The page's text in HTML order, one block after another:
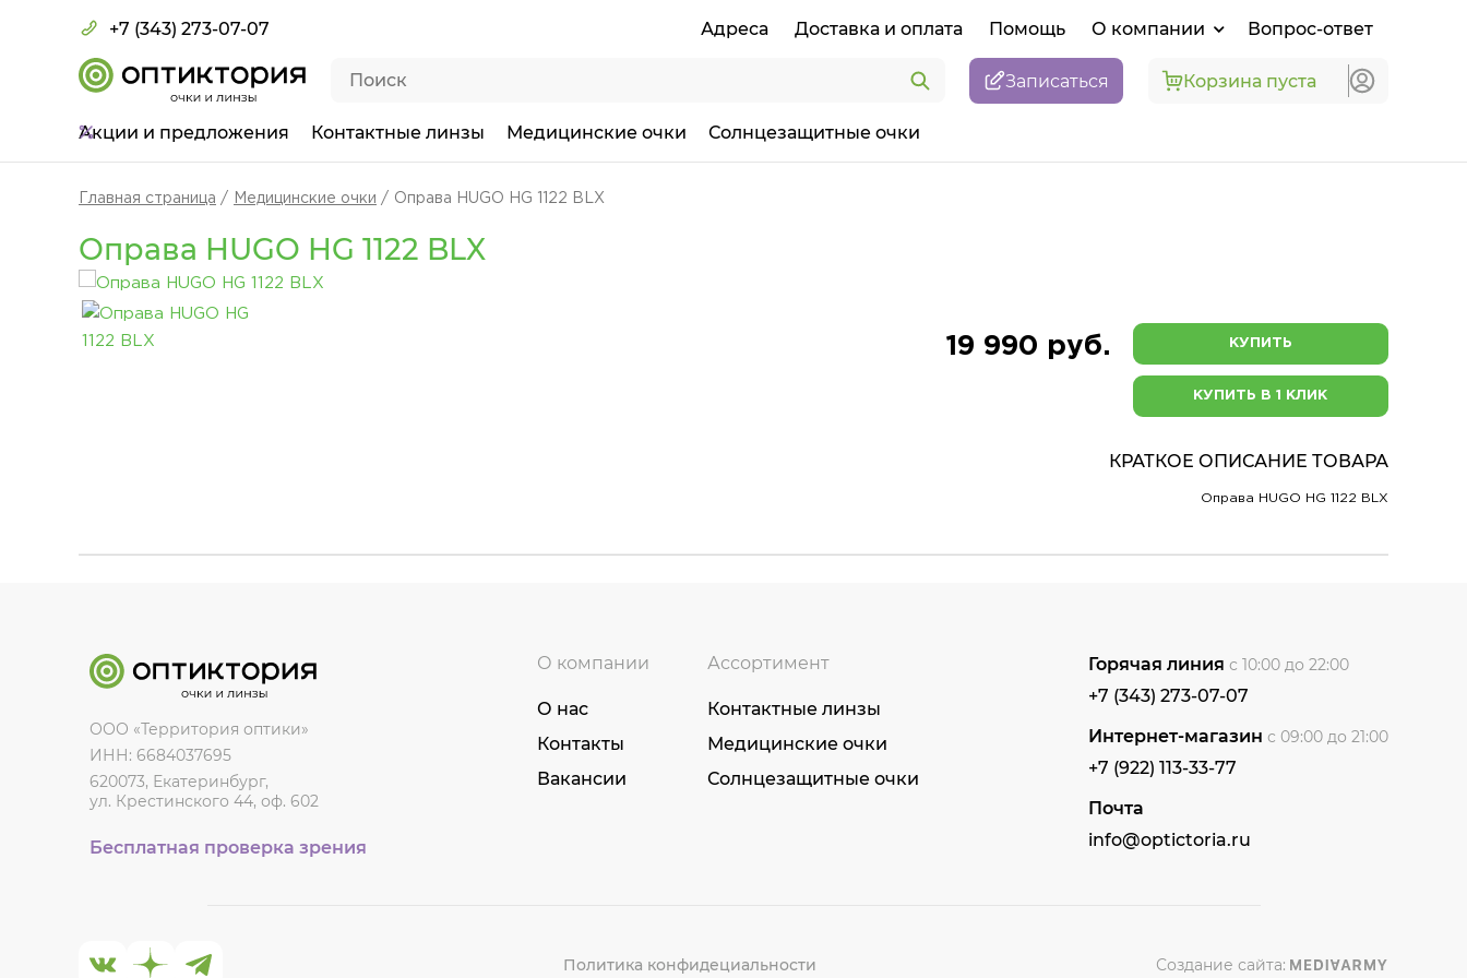
+7 (343) 273-07-07 Адреса Доставка и оплата Помощь О компании Вопрос-ответ
Записаться Корзина пуста
Акции и предложения Контактные линзы Медицинские очки Солнцезащитные очки
Главная страница Медицинские очки Оправа HUGO HG 1122 BLX
Оправа HUGO HG 1122 BLX
19 990 руб. КУПИТЬ
КУПИТЬ В 1 КЛИК
КРАТКОЕ ОПИСАНИЕ ТОВАРА
Оправа HUGO HG 1122 BLX
ООО «Территория оптики»
ИНН: 6684037695
620073, Екатеринбург,
ул. Крестинского 44, оф. 602
Бесплатная проверка зрения
О компании
О нас
Контакты
Вакансии
Ассортимент
Контактные линзы
Медицинские очки
Солнцезащитные очки
Горячая линия с 10:00 до 22:00
+7 (343) 273-07-07
Интернет-магазин с 09:00 до 21:00
+7 (922) 113-33-77
Почта
info@optictoria.ru
Политика конфидециальности Создание сайта: